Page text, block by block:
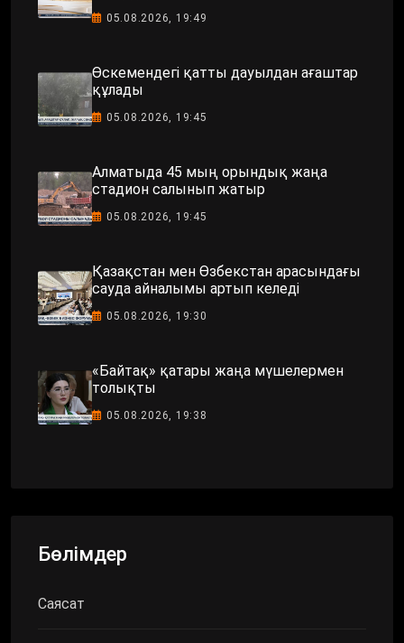
05.08.2026, 19:49
Өскемендегі қатты дауылдан ағаштар
құлады
05.08.2026, 19:45
Алматыда 45 мың орындық жаңа
стадион салынып жатыр
05.08.2026, 19:45
Қазақстан мен Өзбекстан арасындағы
сауда айналымы артып келеді
05.08.2026, 19:30
«Байтақ» қатары жаңа мүшелермен
толықты
05.08.2026, 19:38
Бөлімдер
Саясат